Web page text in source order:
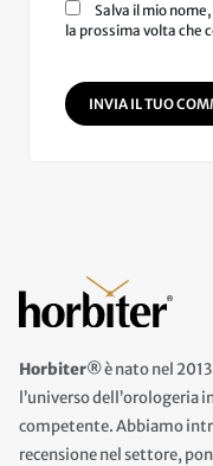
Salva il mio
la prossima volta che
INVIA IL TUO
Horbiter®è nato nel
l’universo dell’orologeria
competente. Abbiamo
recensione nel settore,